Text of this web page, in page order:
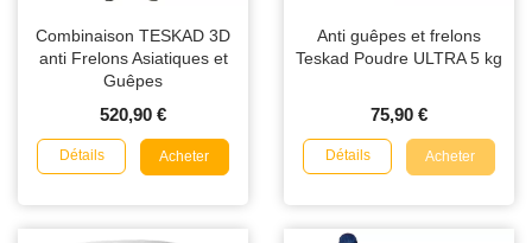
Combinaison TESKAD 3D
anti Frelons Asiatiques et
Guêpes
520,90 €
Détails Acheter
Anti guêpes et frelons
Teskad Poudre ULTRA 5 kg
75,90 €
Détails Acheter